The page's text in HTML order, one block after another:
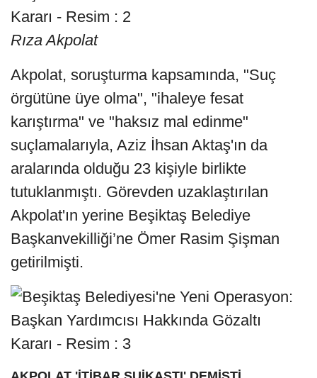
Rıza Akpolat
Akpolat, soruşturma kapsamında, "Suç
örgütüne üye olma", "ihaleye fesat
karıştırma" ve "haksız mal edinme"
suçlamalarıyla, Aziz İhsan Aktaş'ın da
aralarında olduğu 23 kişiyle birlikte
tutuklanmıştı. Görevden uzaklaştırılan
Akpolat'ın yerine Beşiktaş Belediye
Başkanvekilliği’ne Ömer Rasim Şişman
getirilmişti.